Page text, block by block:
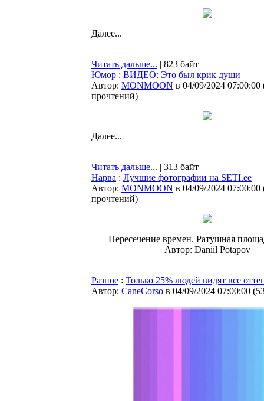
Далее...
Читать дальше... | 823 байт
Юмор : ВИДЕО: Это был крик души
Автор: MONMOON в 04/09/2024 07:00:00
прочтений)
Далее...
Читать дальше... | 313 байт
Нарва : Лучшие фотографии на SETI.ee
Автор: MONMOON в 04/09/2024 07:00:00
прочтений)
Пересечение времен. Ратушная
Автор: Daniil Potapov
Разное : Только 25% людей видят все
Автор: CaneCorso в 04/09/2024 07:00:00 (